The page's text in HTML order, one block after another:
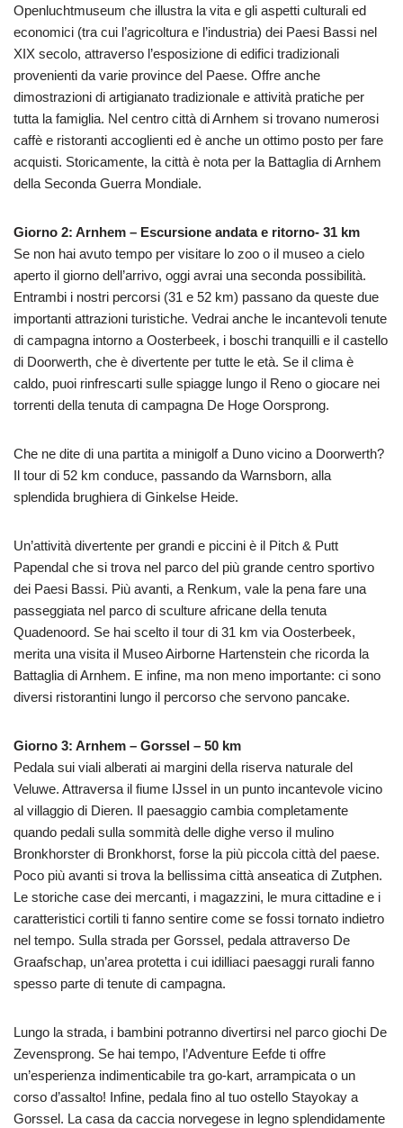
Openluchtmuseum che illustra la vita e gli aspetti culturali ed
economici (tra cui l’agricoltura e l’industria) dei Paesi Bassi nel
XIX secolo, attraverso l’esposizione di edifici tradizionali
provenienti da varie province del Paese. Offre anche
dimostrazioni di artigianato tradizionale e attività pratiche per
tutta la famiglia. Nel centro città di Arnhem si trovano numerosi
caffè e ristoranti accoglienti ed è anche un ottimo posto per fare
acquisti. Storicamente, la città è nota per la Battaglia di Arnhem
della Seconda Guerra Mondiale.
Giorno 2: Arnhem – Escursione andata e ritorno- 31 km
Se non hai avuto tempo per visitare lo zoo o il museo a cielo
aperto il giorno dell’arrivo, oggi avrai una seconda possibilità.
Entrambi i nostri percorsi (31 e 52 km) passano da queste due
importanti attrazioni turistiche. Vedrai anche le incantevoli tenute
di campagna intorno a Oosterbeek, i boschi tranquilli e il castello
di Doorwerth, che è divertente per tutte le età. Se il clima è
caldo, puoi rinfrescarti sulle spiagge lungo il Reno o giocare nei
torrenti della tenuta di campagna De Hoge Oorsprong.
Che ne dite di una partita a minigolf a Duno vicino a Doorwerth?
Il tour di 52 km conduce, passando da Warnsborn, alla
splendida brughiera di Ginkelse Heide.
Un’attività divertente per grandi e piccini è il Pitch & Putt
Papendal che si trova nel parco del più grande centro sportivo
dei Paesi Bassi. Più avanti, a Renkum, vale la pena fare una
passeggiata nel parco di sculture africane della tenuta
Quadenoord. Se hai scelto il tour di 31 km via Oosterbeek,
merita una visita il Museo Airborne Hartenstein che ricorda la
Battaglia di Arnhem. E infine, ma non meno importante: ci sono
diversi ristorantini lungo il percorso che servono pancake.
Giorno 3: Arnhem – Gorssel – 50 km
Pedala sui viali alberati ai margini della riserva naturale del
Veluwe. Attraversa il fiume IJssel in un punto incantevole vicino
al villaggio di Dieren. Il paesaggio cambia completamente
quando pedali sulla sommità delle dighe verso il mulino
Bronkhorster di Bronkhorst, forse la più piccola città del paese.
Poco più avanti si trova la bellissima città anseatica di Zutphen.
Le storiche case dei mercanti, i magazzini, le mura cittadine e i
caratteristici cortili ti fanno sentire come se fossi tornato indietro
nel tempo. Sulla strada per Gorssel, pedala attraverso De
Graafschap, un’area protetta i cui idilliaci paesaggi rurali fanno
spesso parte di tenute di campagna.
Lungo la strada, i bambini potranno divertirsi nel parco giochi De
Zevensprong. Se hai tempo, l’Adventure Eefde ti offre
un’esperienza indimenticabile tra go-kart, arrampicata o un
corso d’assalto! Infine, pedala fino al tuo ostello Stayokay a
Gorssel. La casa da caccia norvegese in legno splendidamente